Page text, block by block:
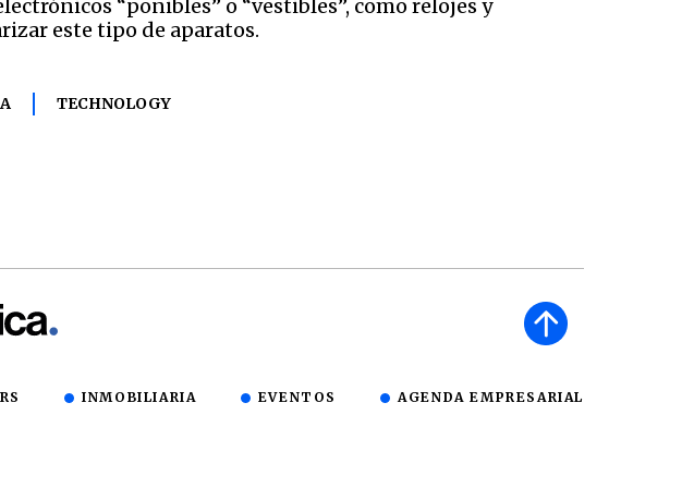
“ponibles” o “vestibles”, como relojes y
este tipo de aparatos.
TECHNOLOGY
INMOBILIARIA EVENTOS AGENDA EMPRESARIAL